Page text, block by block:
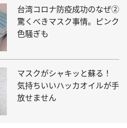
台湾コロナ防疫成功のなぜ②
驚くべきマスク事情。ピンク
色騒ぎも
マスクがシャキッと蘇る！
気持ちいいハッカオイルが手
放せません